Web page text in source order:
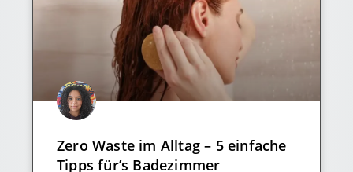
Zero Waste im Alltag – 5 einfache
Tipps für’s Badezimmer